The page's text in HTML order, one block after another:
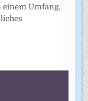
einem Umfang,